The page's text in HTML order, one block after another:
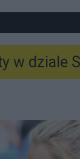
w dziale